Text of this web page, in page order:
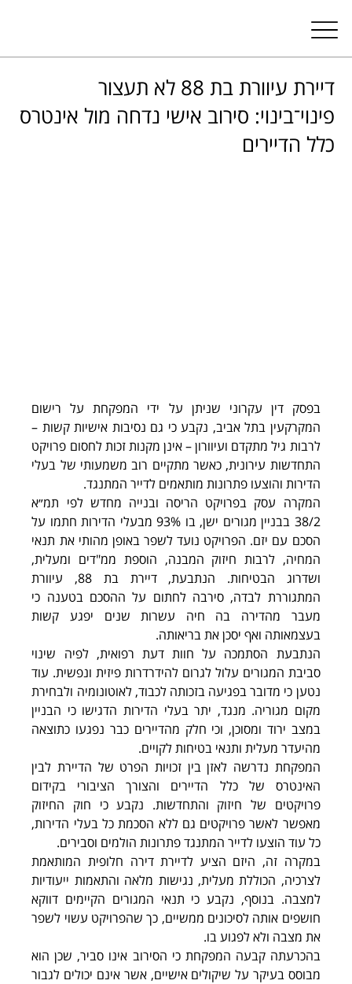
דיירת עיוורת בת 88 לא תעצור
פינוי־בינוי: סירוב אישי נדחה מול אינטרס
כלל הדיירים
המקרקעין בתל אביב, נקבע כי גם נסיבות אישיות קשות –
הדירות והוצעו פתרונות מותאמים לדייר המתנגד.
המקרה עסק בפרויקט הריסה ובנייה מחדש לפי תמ״א
38/2 בבניין מגורים ישן, בו 93% מבעלי הדירות חתמו על
ושדרוג הבטיחות. הנתבעת, דיירת בת 88, עיוורת
מעבר מהדירה בה חיה עשרות שנים יפגע קשות
בעצמאותה ואף יסכן את בריאותה.
סביבת המגורים עלול לגרום להידרדרות פיזית ונפשית. עוד
נטען כי מדובר בפגיעה בזכותה לכבוד, לאוטונומיה ולבחירת
מקום מגוריה. מנגד, יתר בעלי הדירות הדגישו כי הבניין
מהיעדר מעלית ותנאי בטיחות לקויים.
המפקחת נדרשה לאזן בין זכויות הפרט של הדיירת לבין
כל עוד הוצעו לדייר המתנגד פתרונות הולמים וסבירים.
במקרה זה, היזם הציע לדיירת דירה חלופית המותאמת
לצרכיה, הכוללת מעלית, נגישות מלאה והתאמות ייעודיות
למצבה. בנוסף, נקבע כי תנאי המגורים הקיימים דווקא
חושפים אותה לסיכונים ממשיים, כך שהפרויקט עשוי לשפר
את מצבה ולא לפגוע בו.
בהכרעתה קבעה המפקחת כי הסירוב אינו סביר, שכן הוא
מבוסס בעיקר על שיקולים אישיים, אשר אינם יכולים לגבור